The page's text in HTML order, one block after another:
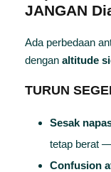
JANGAN
Ada perbedaan
dengan altitude
TURUN
Sesak
tetap berat
Confusion